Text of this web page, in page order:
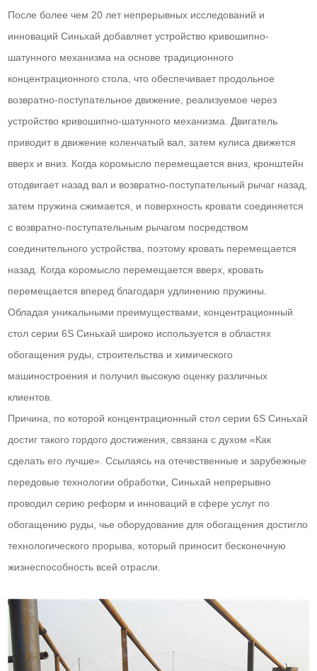
После более чем 20 лет непрерывных исследований и
инноваций Синьхай добавляет устройство кривошипно-
шатунного механизма на основе традиционного
концентрационного стола, что обеспечивает продольное
возвратно-поступательное движение, реализуемое через
устройство кривошипно-шатунного механизма. Двигатель
приводит в движение коленчатый вал, затем кулиса движется
вверх и вниз. Когда коромысло перемещается вниз, кронштейн
отодвигает назад вал и возвратно-поступательный рычаг назад,
затем пружина сжимается, и поверхность кровати соединяется
с возвратно-поступательным рычагом посредством
соединительного устройства, поэтому кровать перемещается
назад. Когда коромысло перемещается вверх, кровать
перемещается вперед благодаря удлинению пружины.
Обладая уникальными преимуществами, концентрационный
стол серии 6S Синьхай широко используется в областях
обогащения руды, строительства и химического
машиностроения и получил высокую оценку различных
клиентов.
Причина, по которой концентрационный стол серии 6S Синьхай
достиг такого гордого достижения, связана с духом «Как
сделать его лучше». Ссылаясь на отечественные и зарубежные
передовые технологии обработки, Синьхай непрерывно
проводил серию реформ и инноваций в сфере услуг по
обогащению руды, чье оборудование для обогащения достигло
технологического прорыва, который приносит бесконечную
жизнеспособность всей отрасли.